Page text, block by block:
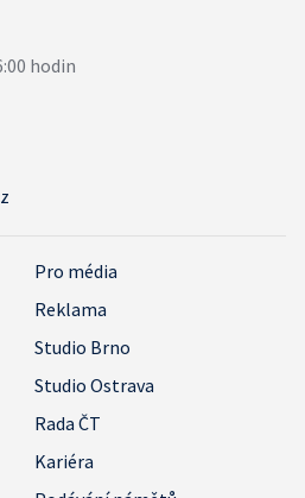
Pro média
Reklama
Studio Brno
Studio Ostrava
Rada ČT
Kariéra